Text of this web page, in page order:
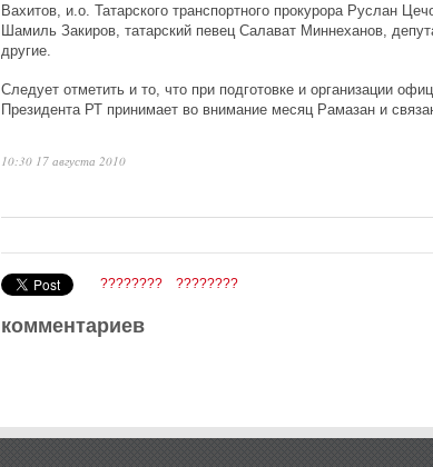
Вахитов, и.о. Татарского транспортного прокурора Руслан
Шамиль Закиров, татарский певец Салават Миннеханов,
другие.
Следует отметить и то, что при подготовке и организации
Президента РТ принимает во внимание месяц Рамазан и
10:30 17 августа 2010
???????? ????????
комментариев